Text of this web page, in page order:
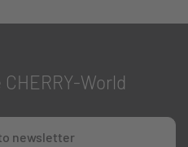
World
newsletter